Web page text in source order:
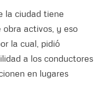
la ciudad tiene
activos, y eso
la cual, pidió
a los conductores
en lugares